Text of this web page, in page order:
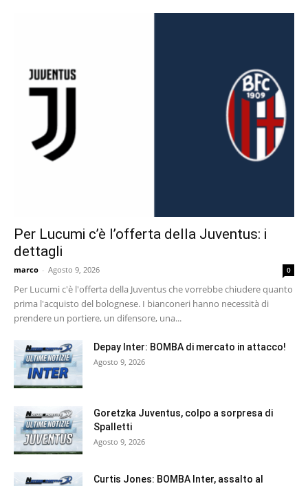
Per Lucumi c’è l’offerta della Juventus: i
dettagli
marco - Agosto 9, 2026 0
Per Lucumi c'è l'offerta della Juventus che vorrebbe chiudere quanto
prima l'acquisto del bolognese. I bianconeri hanno necessità di
prendere un portiere, un difensore, una...
Depay Inter: BOMBA di mercato in attacco!
Agosto 9, 2026
Goretzka Juventus, colpo a sorpresa di
Spalletti
Agosto 9, 2026
Curtis Jones: BOMBA Inter, assalto al